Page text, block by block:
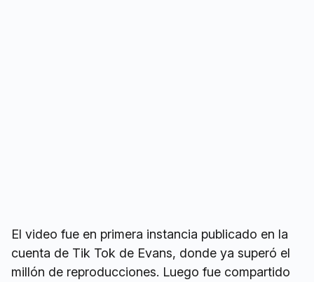
El video fue en primera instancia publicado en la
cuenta de Tik Tok de Evans, donde ya superó el
millón de reproducciones. Luego fue compartido